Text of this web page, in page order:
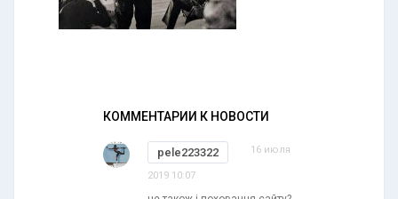
КОММЕНТАРИИ К НОВОСТИ
pele223322 16 июля
2019 10:07